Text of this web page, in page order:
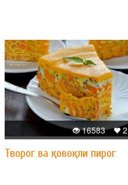
2
16583
Творог ва қовоқли пирог